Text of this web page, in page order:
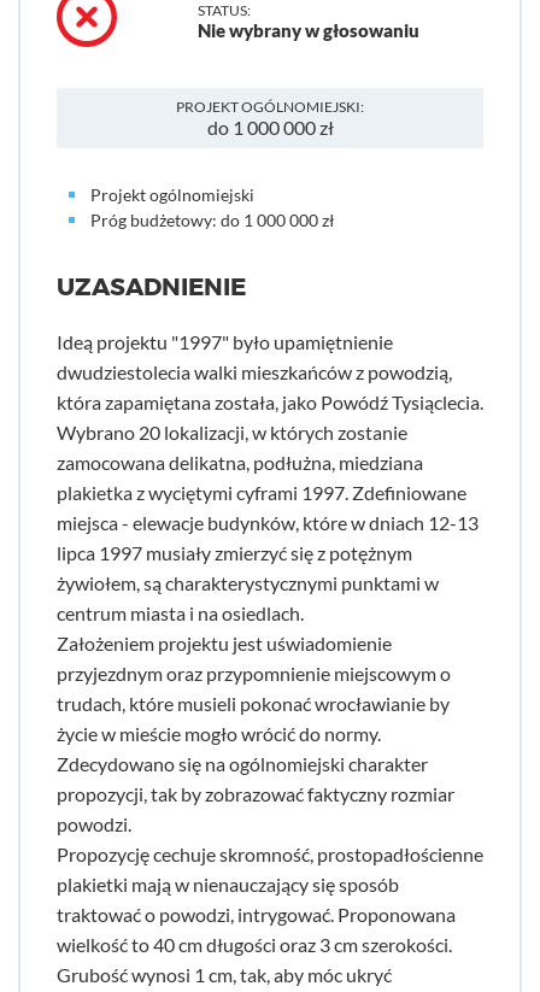
STATUS:
Nie wybrany w głosowaniu
PROJEKT OGÓLNOMIEJSKI:
do 1 000 000 zł
Projekt ogólnomiejski
Próg budżetowy: do 1 000 000 zł
UZASADNIENIE
Ideą projektu "1997" było upamiętnienie
dwudziestolecia walki mieszkańców z powodzią,
która zapamiętana została, jako Powódź Tysiąclecia.
Wybrano 20 lokalizacji, w których zostanie
zamocowana delikatna, podłużna, miedziana
plakietka z wyciętymi cyframi 1997. Zdefiniowane
miejsca - elewacje budynków, które w dniach 12-13
lipca 1997 musiały zmierzyć się z potężnym
żywiołem, są charakterystycznymi punktami w
centrum miasta i na osiedlach.
Założeniem projektu jest uświadomienie
przyjezdnym oraz przypomnienie miejscowym o
trudach, które musieli pokonać wrocławianie by
życie w mieście mogło wrócić do normy.
Zdecydowano się na ogólnomiejski charakter
propozycji, tak by zobrazować faktyczny rozmiar
powodzi.
Propozycję cechuje skromność, prostopadłościenne
plakietki mają w nienauczający się sposób
traktować o powodzi, intrygować. Proponowana
wielkość to 40 cm długości oraz 3 cm szerokości.
Grubość wynosi 1 cm, tak, aby móc ukryć